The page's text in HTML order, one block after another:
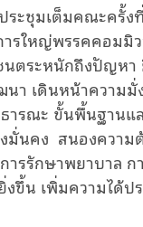
ระชุมเต็มคณะครั้
ารใหญ่พรรคคอม
ตระหนักถึงปัญห
า เดินหน้าความมั่
ารณะ ขั้นพื้นฐานแ
นคง สนองความ
รรักษาพยาบาล ก
งขึ้น เพิ่มความได้